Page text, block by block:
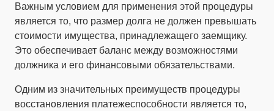
Важным условием для применения этой процедуры
является то, что размер долга не должен превышать
стоимости имущества, принадлежащего заемщику.
Это обеспечивает баланс между возможностями
должника и его финансовыми обязательствами.
Одним из значительных преимуществ процедуры
восстановления платежеспособности является то,